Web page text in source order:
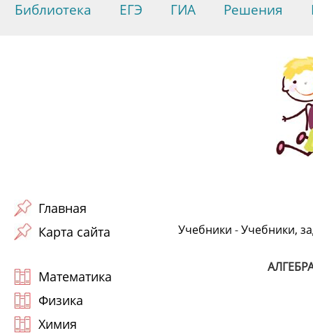
Библиотека ЕГЭ ГИА Решения
Главная
Карта сайта
Математика
Физика
Химия
Учебники -Учебники,